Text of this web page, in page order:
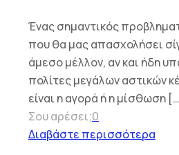
Ένας σημαντικός
που θα μας απασχολήσει
άμεσο μέλλον, αν και ήδη
πολίτες μεγάλων αστικών
είναι η αγορά ή η μίσθωση
Σου αρέσει;0
Διαβάστε περισσότερα